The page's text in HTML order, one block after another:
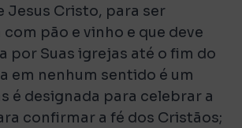
Jesus Cristo, para ser
pão e vinho e que deve
por Suas igrejas até o fim do
em nenhum sentido é um
é designada para celebrar a
confirmar a fé dos Cristãos;